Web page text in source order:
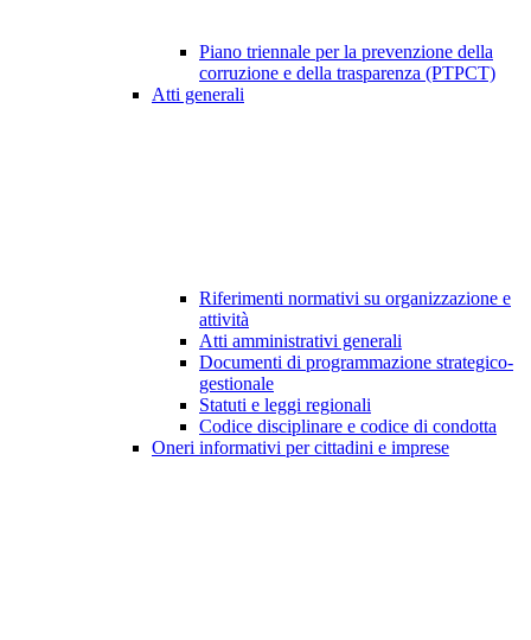
Piano triennale per la prevenzione della
corruzione e della trasparenza (PTPCT)
Atti generali
Riferimenti normativi su organizzazione e
attività
Atti amministrativi generali
Documenti di programmazione strategico-
gestionale
Statuti e leggi regionali
Codice disciplinare e codice di condotta
Oneri informativi per cittadini e imprese